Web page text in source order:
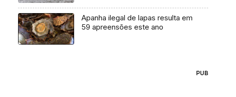
Apanha ilegal de lapas resulta em
59 apreensões este ano
PUB